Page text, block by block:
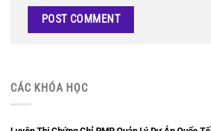
CÁC KHÓA HỌC